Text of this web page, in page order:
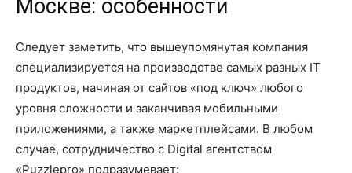
Москве: особенности
Следует заметить, что вышеупомянутая компания
специализируется на производстве самых разных IT
продуктов, начиная от сайтов «под ключ» любого
уровня сложности и заканчивая мобильными
приложениями, а также маркетплейсами. В любом
случае, сотрудничество с Digital агентством
«Puzzlepro» подразумевает: